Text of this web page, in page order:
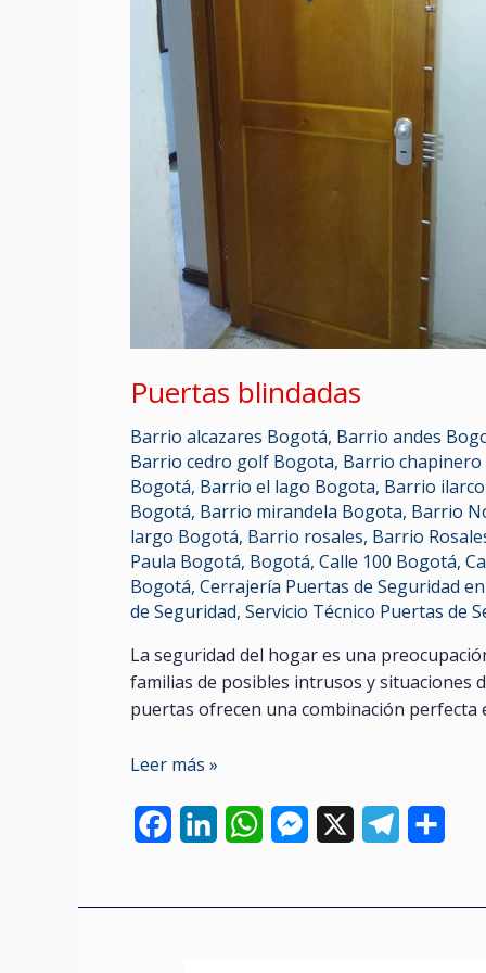
Puertas blindadas
Barrio alcazares Bogotá, Barrio andes
Barrio cedro golf Bogota, Barrio
Bogotá, Barrio el lago Bogota, Barrio
Bogotá, Barrio mirandela Bogota, Barrio
largo Bogotá, Barrio rosales, Barrio
Paula Bogotá, Bogotá, Calle 100 Bogotá,
Bogotá, Cerrajería Puertas de Seguridad
de Seguridad, Servicio Técnico Puertas de
La seguridad del hogar es una
familias de posibles intrusos y situaciones
puertas ofrecen una combinación
Puertas
Leer más »
W